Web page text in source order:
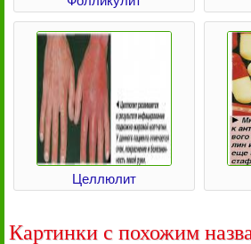
Целлюлит
Картинки с похожим